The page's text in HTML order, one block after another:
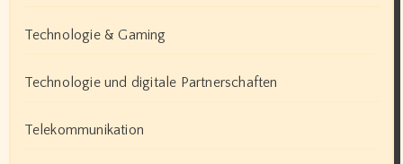
Technologie & Gaming
Technologie und digitale Partnerschaften
Telekommunikation